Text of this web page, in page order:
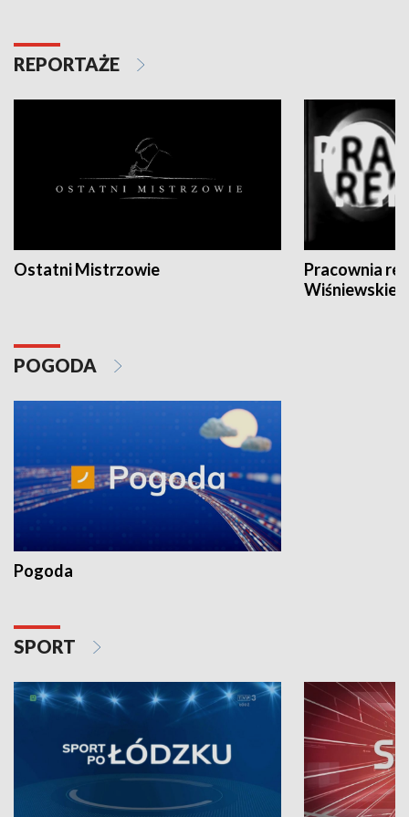
REPORTAŻE
Ostatni Mistrzowie
Pracownia
POGODA
Pogoda
SPORT